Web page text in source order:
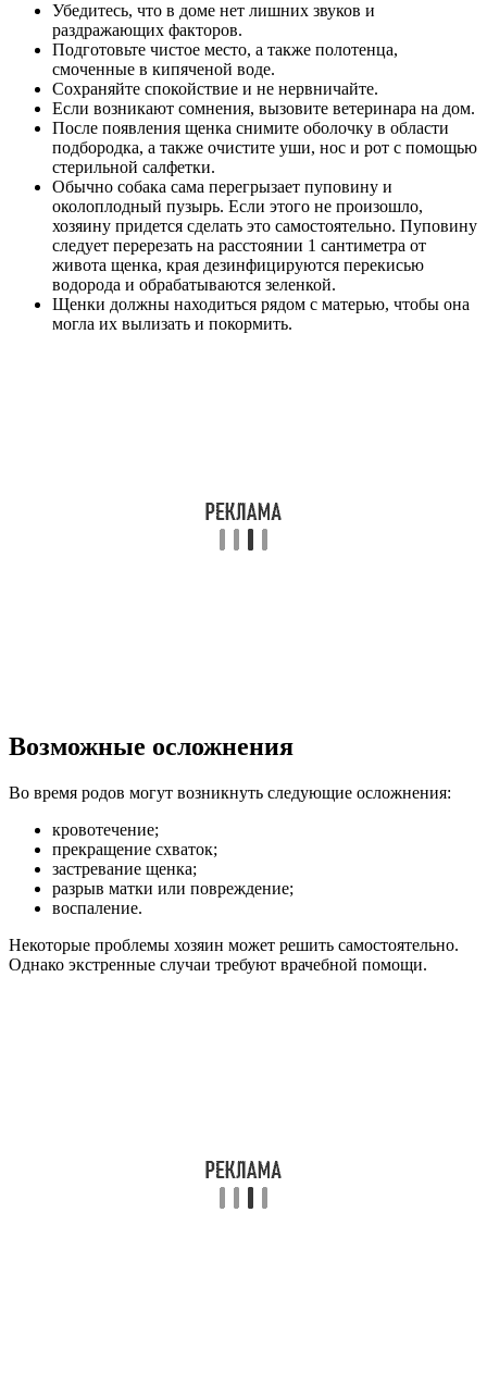
Убедитесь, что в доме нет лишних звуков и
раздражающих факторов.
Подготовьте чистое место, а также полотенца,
смоченные в кипяченой воде.
Сохраняйте спокойствие и не нервничайте.
Если возникают сомнения, вызовите ветеринара на дом.
После появления щенка снимите оболочку в области
подбородка, а также очистите уши, нос и рот с помощью
стерильной салфетки.
Обычно собака сама перегрызает пуповину и
околоплодный пузырь. Если этого не произошло,
хозяину придется сделать это самостоятельно. Пуповину
следует перерезать на расстоянии 1 сантиметра от
живота щенка, края дезинфицируются перекисью
водорода и обрабатываются зеленкой.
Щенки должны находиться рядом с матерью, чтобы она
могла их вылизать и покормить.
Возможные осложнения
Во время родов могут возникнуть следующие осложнения:
кровотечение;
прекращение схваток;
застревание щенка;
разрыв матки или повреждение;
воспаление.
Некоторые проблемы хозяин может решить самостоятельно.
Однако экстренные случаи требуют врачебной помощи.